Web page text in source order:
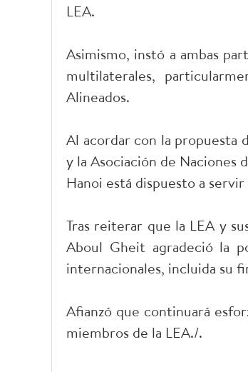
LEA.
Asimismo, instó a ambas
multilaterales,
Alineados.
Al acordar con la propuesta
y la Asociación de
Hanoi está dispuesto a
Tras reiterar que la LEA y
Aboul Gheit agradeció la
internacionales, incluida su
Afianzó que continuará
miembros de la LEA./.